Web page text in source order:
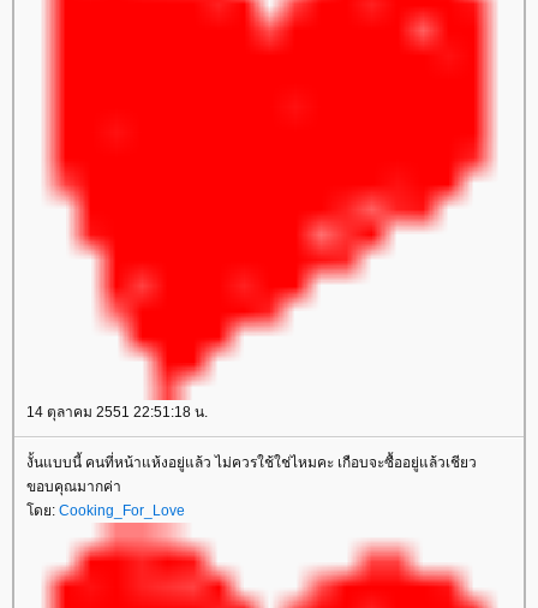
14 ตุลาคม 2551 22:51:18 น.
งั้นแบบนี้ คนที่หน้าแห้งอยู่แล้ว ไม่ควรใช้ใช่ไหมคะ เกือบจะซื้ออยู่แล้วเชียว
ขอบคุณมากค่า
ดย: Cooking_For_Love